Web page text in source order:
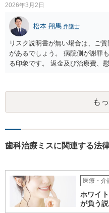
2026年3月2日
松本 翔馬 弁護士
リスク説明書が無い場合は、ご
があるでしょう。 病院側が謝罪
る印象です。 返金及び治療費、
代理人として病院側との交渉窓
身で内容証明を出される場合、
載した場合はそれ以降の交渉ハ
討されるとよいでしょう。
も
歯科治療ミスに関連する法
医療・介
ホワイ
が負う